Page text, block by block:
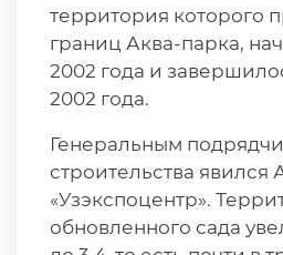
территория которого
границ Аква-парка,
2002 года и
2002 года.
Генеральным
строительства
«Узэкспоцентр».
обновленного сада